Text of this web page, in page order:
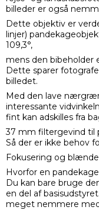
billeder er også
Dette objektiv er
linjer)
109,3°,
mens den bibeholder
Dette sparer
billedet.
Med den lave
interessante
fint kan adskilles fra
37 mm filtergevind til
Så der er ikke behov
Fokusering og
Hvorfor en pandekage
Du kan bare bruge
en del af
meget nemmere